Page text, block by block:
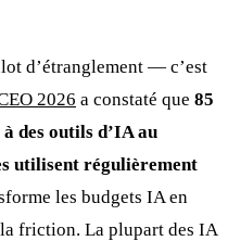
d’étranglement — c’est
2026 a constaté que 85
des outils d’IA au
utilisent régulièrement
les budgets IA en
friction. La plupart des IA